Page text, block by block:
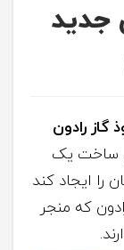
جدید
گاز رادون
ساخت یک
را ایجاد کند
که منجر